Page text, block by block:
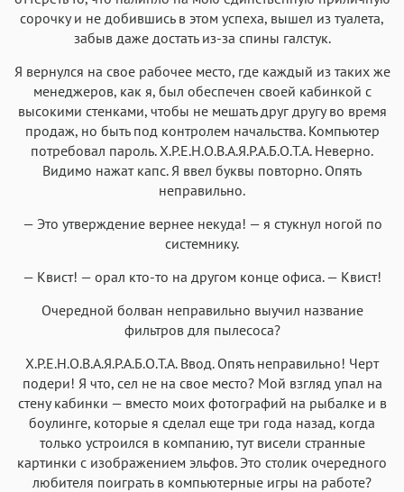
сорочку и не добившись в этом успеха, вышел из туалета,
забыв даже достать из-за спины галстук.
Я вернулся на свое рабочее место, где каждый из таких же
менеджеров, как я, был обеспечен своей кабинкой с
высокими стенками, чтобы не мешать друг другу во время
продаж, но быть под контролем начальства. Компьютер
потребовал пароль. Х.Р.Е.Н.О.В.А.Я.Р.А.Б.О.Т.А. Неверно.
Видимо нажат капс. Я ввел буквы повторно. Опять
неправильно.
— Это утверждение вернее некуда! — я стукнул ногой по
системнику.
— Квист! — орал кто-то на другом конце офиса. — Квист!
Очередной болван неправильно выучил название
фильтров для пылесоса?
Х.Р.Е.Н.О.В.А.Я.Р.А.Б.О.Т.А. Ввод. Опять неправильно! Черт
подери! Я что, сел не на свое место? Мой взгляд упал на
стену кабинки — вместо моих фотографий на рыбалке и в
боулинге, которые я сделал еще три года назад, когда
только устроился в компанию, тут висели странные
картинки с изображением эльфов. Это столик очередного
любителя поиграть в компьютерные игры на работе?